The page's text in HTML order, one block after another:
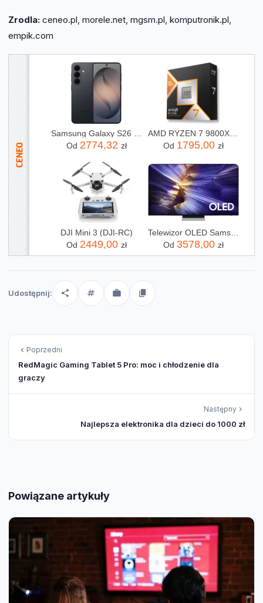
Zrodla: ceneo.pl, morele.net, mgsm.pl, komputronik.pl,
empik.com
Samsung Galaxy S26 SM-S942 12/256GB Czarny
Od 2774,32 zł
AMD RYZEN 7 9800X3D X8 4,7GHz AM5 BOX
Od 1795,00 zł
DJI Mini 3 (DJI-RC)
Od 2449,00 zł
Telewizor OLED Samsung QE55S90FAEXXH 55 cali 4K UHD
Od 3578,00 zł
Udostępnij:
Poprzedni
RedMagic Gaming Tablet 5 Pro: moc i chłodzenie dla
graczy
Następny
Najlepsza elektronika dla dzieci do 1000 zł
Powiązane artykuły